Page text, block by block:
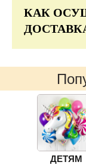
КАК
ДЕТЯМ